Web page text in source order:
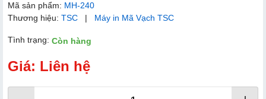
Mã sản phẩm: MH-240
Thương hiệu: TSC | Máy in Mã Vạch TSC
Tình trạng: Còn hàng
Giá: Liên hệ